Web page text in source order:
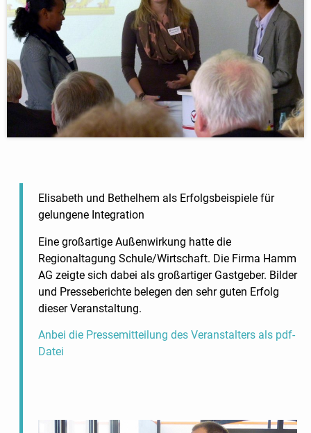
Elisabeth und Bethelhem als Erfolgsbeispiele für
gelungene Integration
Eine großartige Außenwirkung hatte die
Regionaltagung Schule/Wirtschaft. Die Firma Hamm
AG zeigte sich dabei als großartiger Gastgeber. Bilder
und Presseberichte belegen den sehr guten Erfolg
dieser Veranstaltung.
Anbei die Pressemitteilung des Veranstalters als pdf-
Datei